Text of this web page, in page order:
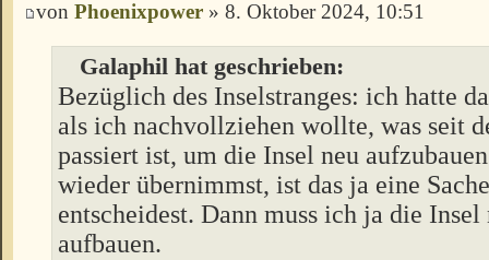
von Phoenixpower » 8. Oktober 2024, 10:51
Galaphil hat geschrieben:
Bezüglich des Inselstranges: ich hatte
als ich nachvollziehen wollte, was seit
passiert ist, um die Insel neu
wieder übernimmst, ist das ja eine
entscheidest. Dann muss ich ja die
aufbauen.